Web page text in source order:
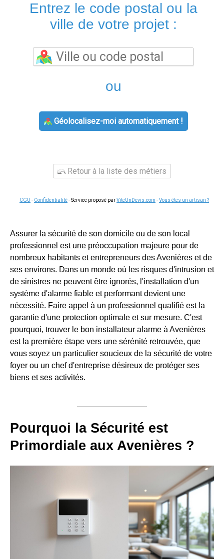
Entrez le code postal ou la
ville de votre projet :
ou
Géolocalisez-moi automatiquement !
Retour à la liste des métiers
CGU - Confidentialité- Service proposé parViteUnDevis.com -Vous êtes un artisan ?
Assurer la sécurité de son domicile ou de son local
professionnel est une préoccupation majeure pour de
nombreux habitants et entrepreneurs des Avenières et de
ses environs. Dans un monde où les risques d'intrusion et
de sinistres ne peuvent être ignorés, l'installation d'un
système d'alarme fiable et performant devient une
nécessité. Faire appel à un professionnel qualifié est la
garantie d'une protection optimale et sur mesure. C'est
pourquoi, trouver le bon installateur alarme à Avenières
est la première étape vers une sérénité retrouvée, que
vous soyez un particulier soucieux de la sécurité de votre
foyer ou un chef d'entreprise désireux de protéger ses
biens et ses activités.
Pourquoi la Sécurité est
Primordiale aux Avenières ?